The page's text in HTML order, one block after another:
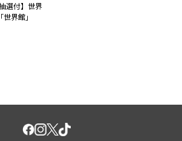
選付】世界
世界館｣